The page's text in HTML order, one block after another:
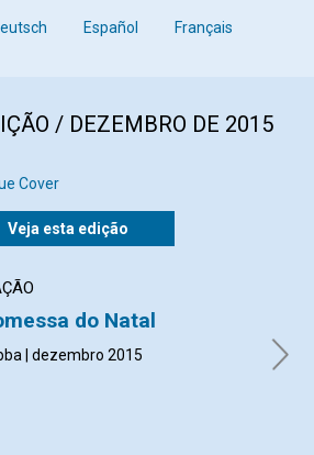
Español Français
/ DEZEMBRO DE 2015
Veja esta edição
do Natal
| dezembro 2015